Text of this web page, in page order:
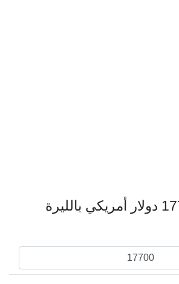
كم يساوي 17700 دولار أمريكي بالليرة